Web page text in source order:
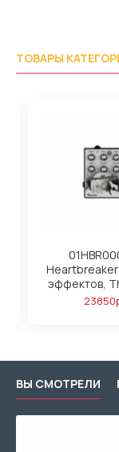
ТОВАРЫ
Heartbreaker
эффектов,
23850р.
ВЫ СМОТРЕЛИ